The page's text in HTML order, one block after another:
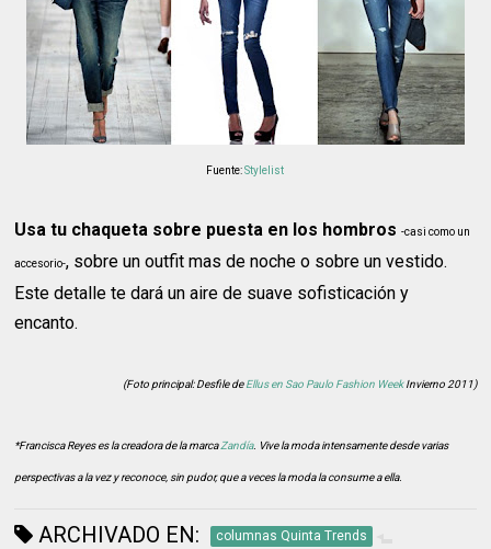
Fuente:Stylelist
Usa tu chaqueta sobre puesta en los hombros -casi como un
accesorio-, sobre un outfit mas de noche o sobre un vestido.
Este detalle te dará un aire de suave sofisticación y
encanto.
(Foto principal: Desfile deEllus en Sao Paulo Fashion WeekInvierno 2011)
*Francisca Reyes es la creadora de la marcaZandía. Vive la moda intensamente desde varias
perspectivas a la vez y reconoce, sin pudor, que a veces la moda la consume a ella.
ARCHIVADO EN: columnas Quinta Trends